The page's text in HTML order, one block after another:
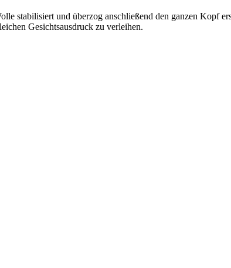
stabilisiert und überzog anschließend den ganzen Kopf
Gesichtsausdruck zu verleihen.